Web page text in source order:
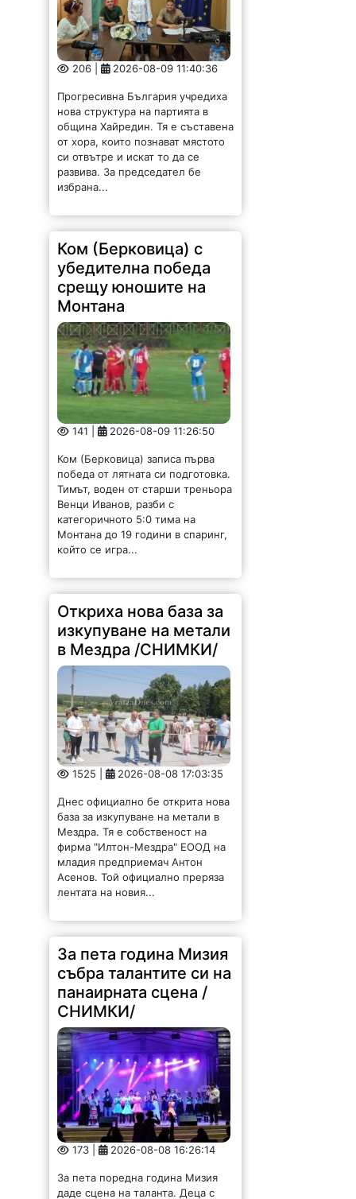
206 | 2026-08-09 11:40:36
Прогресивна България учредиха
община Хайредин. Тя е съставена
от хора, които познават мястото
си отвътре и искат то да се
развива. За председател бе
избрана...
Ком (Берковица) с
убедителна победа
срещу юношите на
Монтана
141 | 2026-08-09 11:26:50
Ком (Берковица) записа първа
Тимът, воден от старши треньора
Венци Иванов, разби с
категоричното 5:0 тима на
Монтана до 19 години в спаринг,
който се игра...
Откриха нова база за
изкупуване на метали
в Мездра /СНИМКИ/
1525 | 2026-08-08 17:03:35
Днес официално бе открита нова
Мездра. Тя е собственост на
фирма "Илтон-Мездра" ЕООД на
младия предприемач Антон
Асенов. Той официално преряза
лентата на новия...
За пета година Мизия
събра талантите си на
панаирната сцена /
СНИМКИ/
173 | 2026-08-08 16:26:14
За пета поредна година Мизия
първи изяви пред публика, млади
изпълнители с вече спечелени